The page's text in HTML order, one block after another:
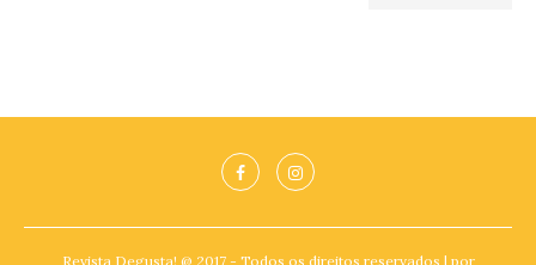
Revista Degusta! @ 2017 - Todos os direitos reservados | por